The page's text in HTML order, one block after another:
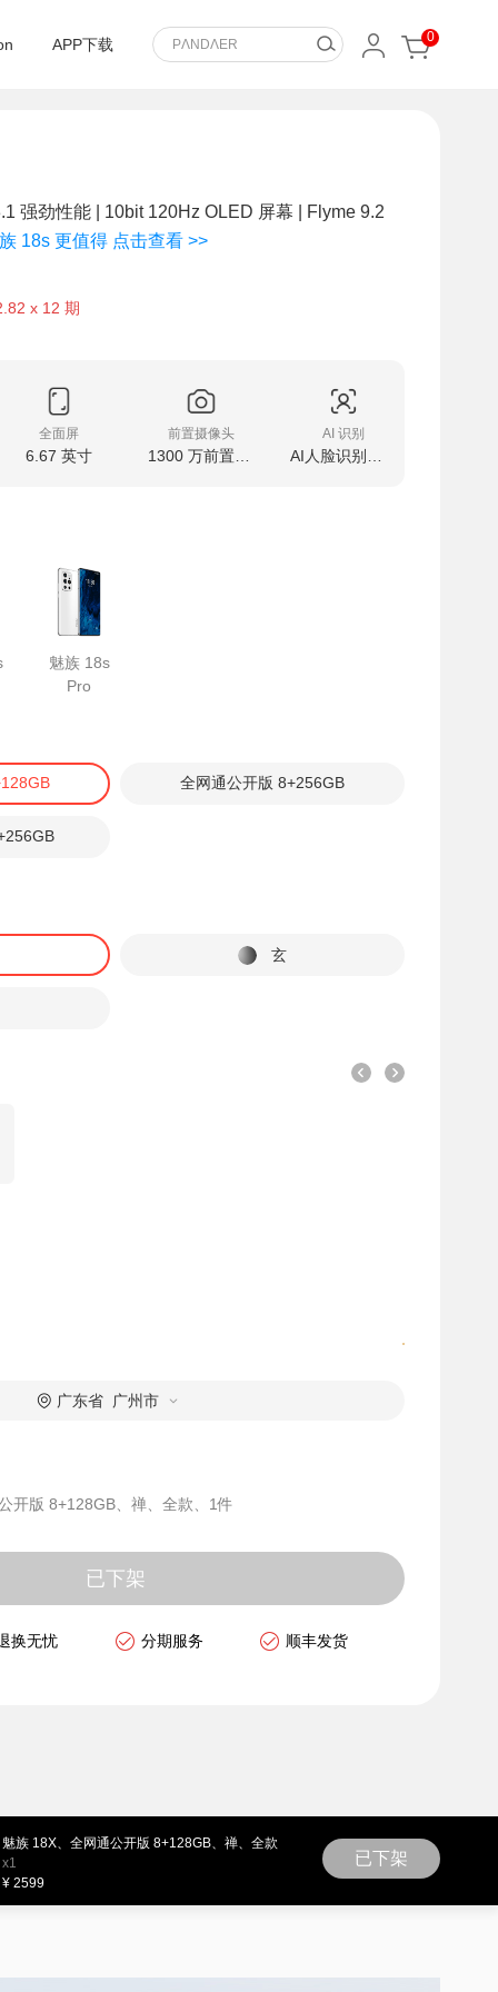
0
APP下载
强劲性能 | 10bit 120Hz OLED 屏幕 | Flyme 9.2
18s 更值得 点击查看 >>
x 12 期
全面屏
6.67 英寸
前置摄像头 AI 识别
魅族 18s
Pro
全网通公开版 8+256GB
玄
广东省 广州市
开版 8+128GB、禅、全款、1件
已下架
换无忧 分期服务 顺丰发货
已下架
魅族 18X、全网通公开版 8+128GB、禅、全款
x1
¥ 2599